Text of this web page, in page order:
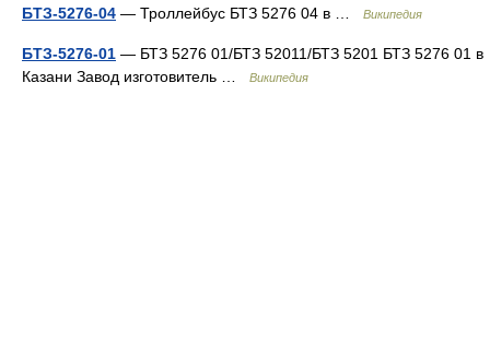
БТЗ-5276-04 — Троллейбус БТЗ 5276 04 в … Википедия
БТЗ-5276-01 — БТЗ 5276 01/БТЗ 52011/БТЗ 5201 БТЗ 5276 01 в
Казани Завод изготовитель …
Википедия